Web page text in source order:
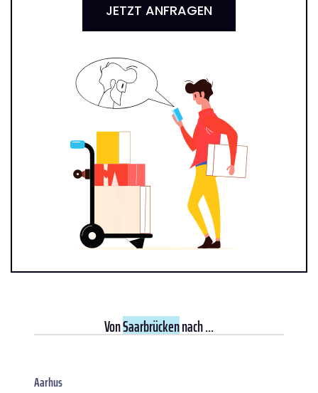
JETZT ANFRAGEN
VonSaarbrückennach ...
Aarhus